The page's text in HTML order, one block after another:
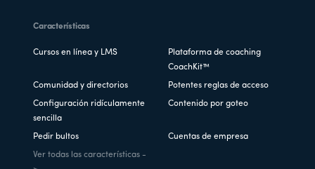
Características
Cursos en línea y LMS
Plataforma de coaching
CoachKit™
Comunidad y directorios Potentes reglas de acceso
Configuración ridículamente
sencilla
Contenido por goteo
Pedir bultos Cuentas de empresa
Ver todas las características -